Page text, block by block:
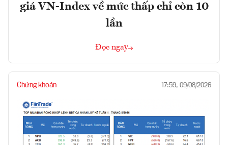
giá VN-Index về mức thấp chỉ còn 10
lần
Đọc ngay
Chứng khoán 17:59, 09/08/2026